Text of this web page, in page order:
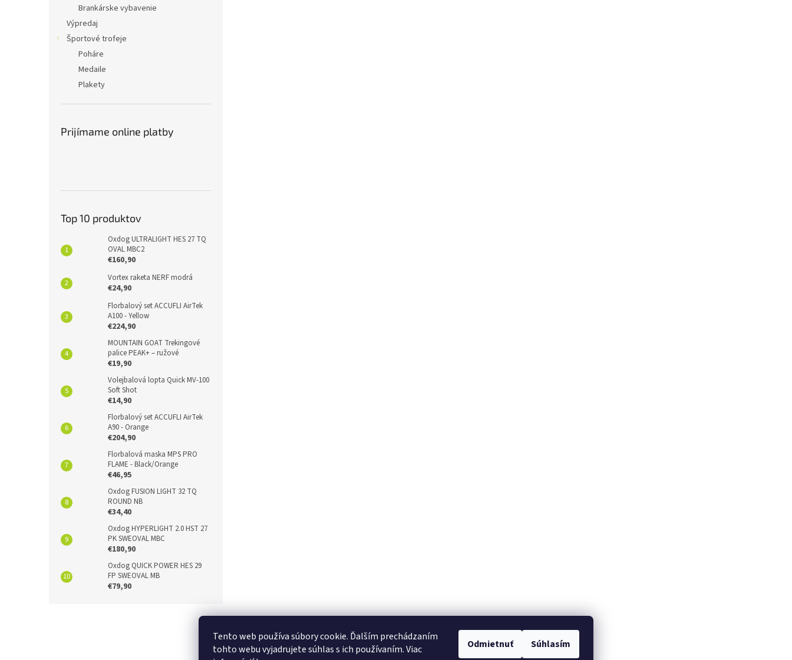
Tento web používa súbory cookie. Ďalším prechádzaním
tohto webu vyjadrujete súhlas s ich používaním. Viac
Odmietnuť Súhlasím
Brankárske vybavenie
Výpredaj
Športové trofeje
Poháre
Medaile
Plakety
Prijímame online platby
Top 10 produktov
Oxdog ULTRALIGHT HES 27 TQ
OVAL MBC2
€160,90
Vortex raketa NERF modrá
€24,90
Florbalový set ACCUFLI AirTek
A100 - Yellow
€224,90
MOUNTAIN GOAT Trekingové
palice PEAK+ – ružové
€19,90
Volejbalová lopta Quick MV-100
Soft Shot
€14,90
Florbalový set ACCUFLI AirTek
A90 - Orange
€204,90
Florbalová maska MPS PRO
FLAME - Black/Orange
€46,95
Oxdog FUSION LIGHT 32 TQ
ROUND NB
€34,40
Oxdog HYPERLIGHT 2.0 HST 27
PK SWEOVAL MBC
€180,90
Oxdog QUICK POWER HES 29
FP SWEOVAL MB
€79,90